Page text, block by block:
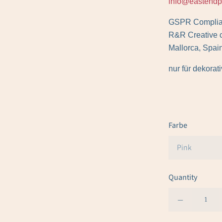
GSPR
R&R Creative
Mallorca,
nur für
Farbe
Quantity